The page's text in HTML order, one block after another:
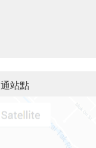
站點